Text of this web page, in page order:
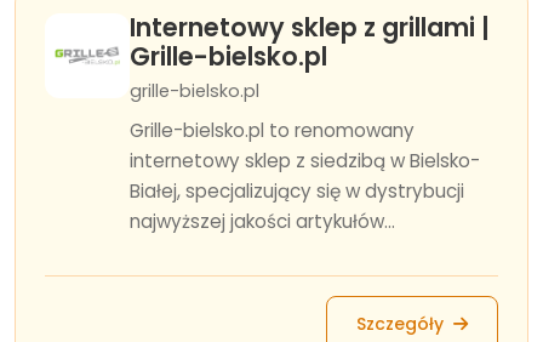
Internetowy sklep z grillami |
Grille-bielsko.pl
grille-bielsko.pl
Grille-bielsko.pl to renomowany
internetowy sklep z siedzibą w Bielsko-
Białej, specjalizujący się w dystrybucji
najwyższej jakości artykułów...
Szczegóły